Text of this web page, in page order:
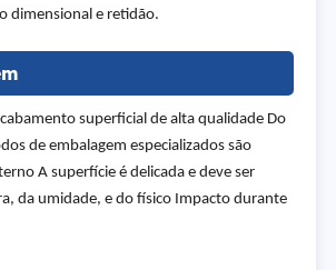
dimensional e retidão.
superficial de alta qualidade Do
de embalagem especializados são
A superfície é delicada e deve ser
da umidade, e do físico Impacto durante